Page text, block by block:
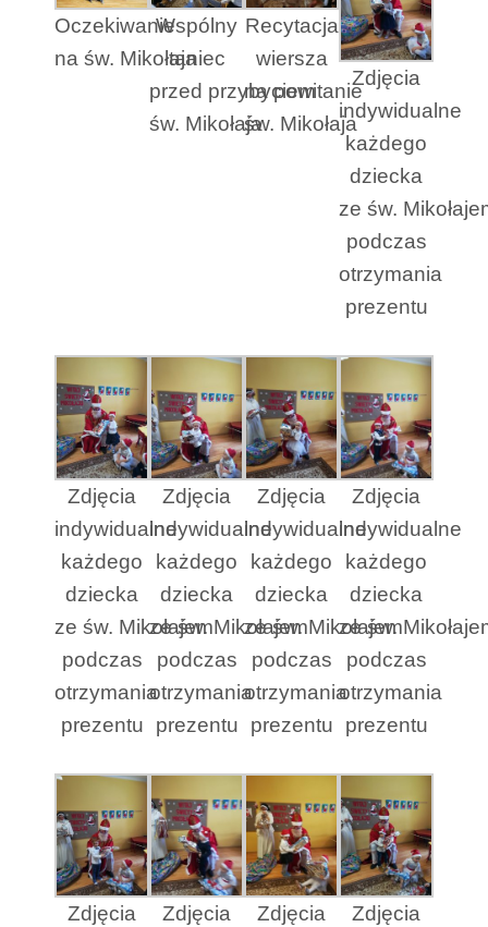
Oczekiwanie
na św. Mikołaja
Wspólny
taniec
przed przybyciem
św. Mikołaja
Recytacja
wiersza
na powitanie
św. Mikołaja
Zdjęcia
indywidualne
każdego
dziecka
ze św.
podczas
otrzymania
prezentu
Zdjęcia
indywidualne
każdego
dziecka
ze św. Mikołajem
podczas
otrzymania
prezentu
Zdjęcia
indywidualne
każdego
dziecka
ze św. Mikołajem
podczas
otrzymania
prezentu
Zdjęcia
indywidualne
każdego
dziecka
ze św. Mikołajem
podczas
otrzymania
prezentu
Zdjęcia
indywidualne
każdego
dziecka
ze św.
podczas
otrzymania
prezentu
Zdjęcia
Zdjęcia
Zdjęcia
Zdjęcia